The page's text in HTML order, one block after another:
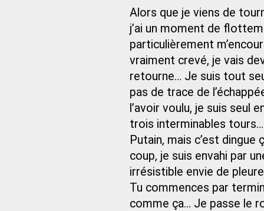
Alors que je viens de
j’ai un moment de
particulièrement
vraiment crevé, je vais
retourne… Je suis tout
pas de trace de
l’avoir voulu, je suis seul
trois interminables
Putain, mais c’est
coup, je suis envahi par
irrésistible envie de
Tu commences par
comme ça… Je passe le